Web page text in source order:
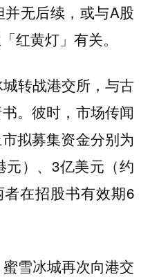
无后续，或与A股
红黄灯」有关。
转战港交所，与古
。彼时，市场传闻
拟募集资金分别为
元）、3亿美元（约
在招股书有效期6
雪冰城再次向港交